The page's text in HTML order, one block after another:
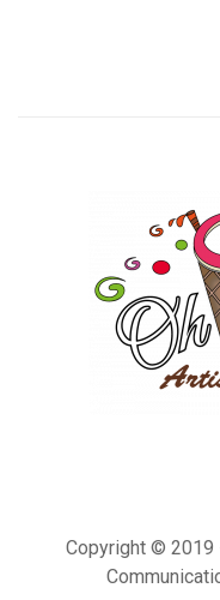
Copyright © 2019